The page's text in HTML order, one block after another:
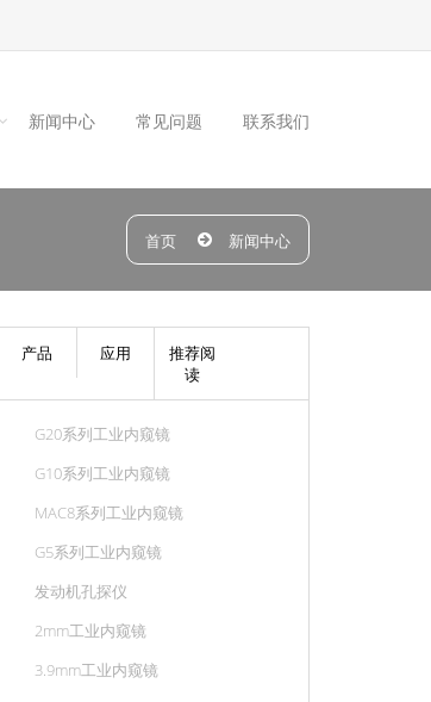
新闻中心 常见问题 联系我们
首页 新闻中心
产品 应用
推荐阅
读
G20系列工业内窥镜
G10系列工业内窥镜
MAC8系列工业内窥镜
G5系列工业内窥镜
发动机孔探仪
2mm工业内窥镜
3.9mm工业内窥镜